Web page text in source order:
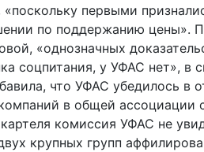
первыми
по поддержанию цены».
«однозначных
соцпитания, у УФАС нет», в
что УФАС убедилось в
в общей ассоциации
комиссия УФАС не
крупных групп